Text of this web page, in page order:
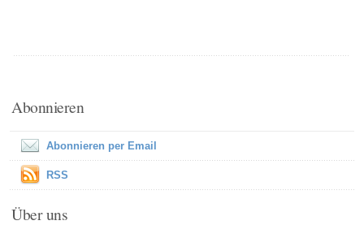
Abonnieren
Abonnieren per Email
RSS
Über uns